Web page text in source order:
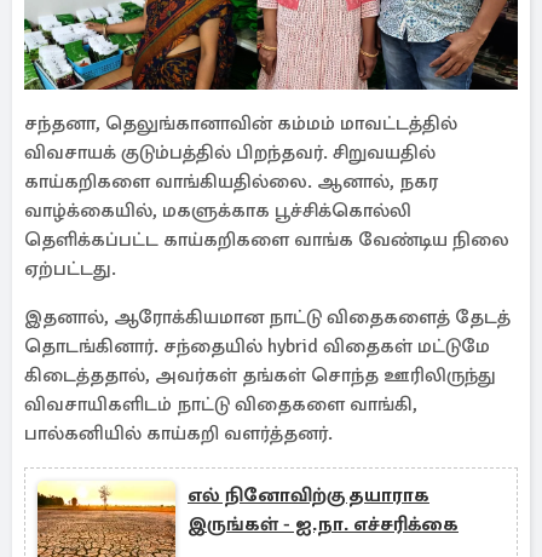
சந்தனா, தெலுங்கானாவின் கம்மம் மாவட்டத்தில்
விவசாயக் குடும்பத்தில் பிறந்தவர். சிறுவயதில்
காய்கறிகளை வாங்கியதில்லை. ஆனால், நகர
வாழ்க்கையில், மகளுக்காக பூச்சிக்கொல்லி
தெளிக்கப்பட்ட காய்கறிகளை வாங்க வேண்டிய நிலை
ஏற்பட்டது.
இதனால், ஆரோக்கியமான நாட்டு விதைகளைத் தேடத்
தொடங்கினார். சந்தையில் hybrid விதைகள் மட்டுமே
கிடைத்ததால், அவர்கள் தங்கள் சொந்த ஊரிலிருந்து
விவசாயிகளிடம் நாட்டு விதைகளை வாங்கி,
பால்கனியில் காய்கறி வளர்த்தனர்.
எல் நினோவிற்கு தயாராக
இருங்கள் - ஐ.நா. எச்சரிக்கை